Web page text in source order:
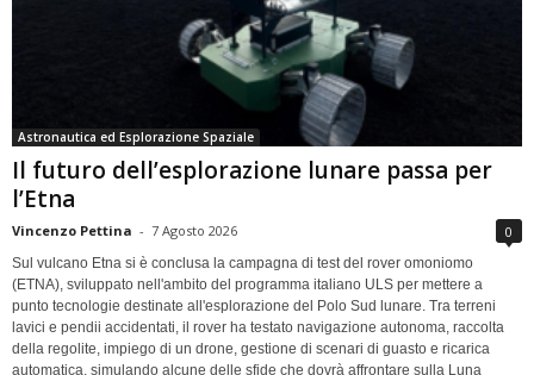
Astronautica ed Esplorazione Spaziale
Il futuro dell’esplorazione lunare passa per
l’Etna
Vincenzo Pettina - 7 Agosto 2026 0
Sul vulcano Etna si è conclusa la campagna di test del rover omoniomo
(ETNA), sviluppato nell'ambito del programma italiano ULS per mettere a
punto tecnologie destinate all'esplorazione del Polo Sud lunare. Tra terreni
lavici e pendii accidentati, il rover ha testato navigazione autonoma, raccolta
della regolite, impiego di un drone, gestione di scenari di guasto e ricarica
automatica, simulando alcune delle sfide che dovrà affrontare sulla Luna